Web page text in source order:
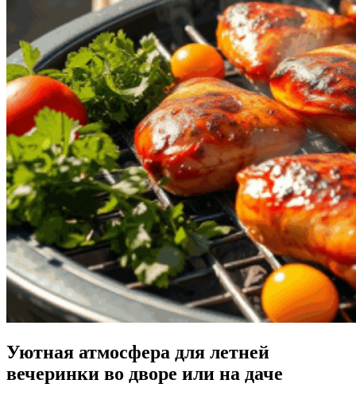
Уютная атмосфера для летней
вечеринки во дворе или на даче